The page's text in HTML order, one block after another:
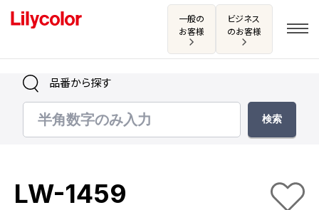
一般の
お客様
ビジネス
のお客様
ログイン・新規会員登録
お気に入り
品番から探す
LW-1459